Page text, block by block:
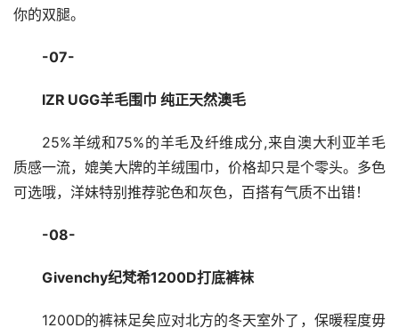
你的双腿。
-07-
IZR UGG羊毛围巾 纯正天然澳毛
25%羊绒和75%的羊毛及纤维成分,来自澳大利亚羊毛
质感一流，媲美大牌的羊绒围巾，价格却只是个零头。多色
可选哦，洋妹特别推荐驼色和灰色，百搭有气质不出错！
-08-
Givenchy纪梵希1200D打底裤袜
1200D的裤袜足矣应对北方的冬天室外了，保暖程度毋